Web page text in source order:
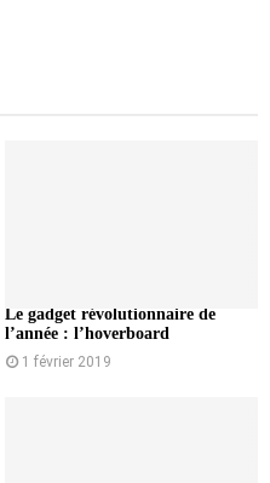
Le gadget révolutionnaire de
l’année : l’hoverboard
1 février 2019